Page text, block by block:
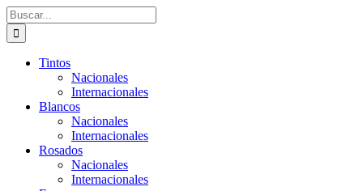
Buscar:
Tintos
Nacionales
Internacionales
Blancos
Nacionales
Internacionales
Rosados
Nacionales
Internacionales